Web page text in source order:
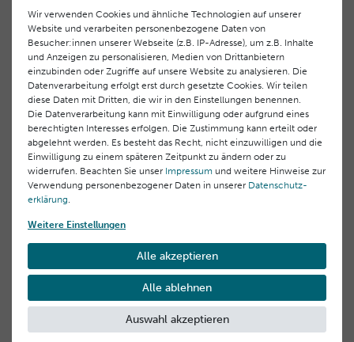
Geeignet für
Geeignet für alle Hauttypen
Ideal für fahle, unruhige Haut oder bei ersten Anzeichen
von Müdigkeit.
Anwendung
Abends nach der Reinigung mit dem integrierten Pinsel
eine dünne Schicht gleichmäßig auf das Gesicht
auftragen.
10 Minuten einwirken lassen.
Anschließend das überschüssige Produkt mit warmem
1–2 Mal pro Woche anwenden, um den Teint langfristig
ebenmäßig und frisch zu erhalten.
Inhaltsstoffe
Aqua (Water), Alcohol Denat,, Gluconolactone, Glycerin,
Polyacrylate Crosspolymer-6, Glycolic Acid, Sodium
Hydroxide, PPG-26-Buteth-26, PEG-40 Hydrogenated
Castor Oil, Pentylene Glycol, Parfum (Fragrance), 1,2-
Laminaria Digitata Extract, Maris Sal (Sea Salt), Sodium
Hyaluronate, Adenosine, Aloe Barbadensis Leaf Juice,
Lithothamnion Calcareum Extract, Levulinic Acid, Sodium
Benzoate, Sodium Levulinate, Spirulina Platensis Extract,
Hersteller-Informationen
EU Verantwortlicher
Laboratoires BLC Thalgo Cosmetic S.A.
83520 Roquebrune sur Argens, Frankreich Domaine
des Châtaigniers 00,
info@thalgo.com
+33 (0) 494197373
Verwandte Produkte
Wir verwenden Cookies und ähnliche Technologien auf unserer
Website und verarbeiten personenbezogene Daten von
Besucher:innen unserer Webseite (z.B. IP-Adresse), um z.B. Inhalte
und Anzeigen zu personalisieren, Medien von Drittanbietern
einzubinden oder Zugriffe auf unsere Website zu analysieren. Die
Datenverarbeitung erfolgt erst durch gesetzte Cookies. Wir teilen
diese Daten mit Dritten, die wir in den Einstellungen benennen.
Die Datenverarbeitung kann mit Einwilligung oder aufgrund eines
berechtigten Interesses erfolgen. Die Zustimmung kann erteilt oder
abgelehnt werden. Es besteht das Recht, nicht einzuwilligen und die
Einwilligung zu einem späteren Zeitpunkt zu ändern oder zu
widerrufen. Beachten Sie unser Impressum und weitere Hinweise zur
Verwendung personenbezogener Daten in unserer Daten­schutz­
erklärung.
Weitere Einstellungen
Alle akzeptieren
Alle ablehnen
Auswahl akzeptieren